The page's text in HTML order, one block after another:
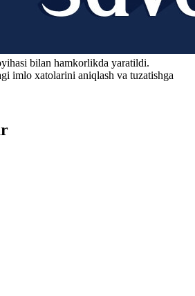
bilan hamkorlikda yaratildi.
imlo xatolarini aniqlash va tuzatishga